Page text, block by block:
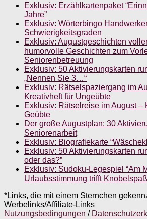
Exklusiv: Erzählkartenpaket
Jahre”
Exklusiv: Wörterbingo
Schwierigkeitsgraden
Exklusiv: Augustgeschichten
humorvolle Geschichten zum
Seniorenbetreuung
Exklusiv: 50 Aktivierungskarten
„Nennen Sie 3…“
Exklusiv: Rätselspaziergang im
Kreativheft für Ungeübte
Exklusiv: Rätselreise im August –
Geübte
Der große Augustplan: 30
Seniorenarbeit
Exklusiv: Biografiekarte
Exklusiv: 50 Aktivierungskarten
oder das?”
Exklusiv: Sudoku-Legespiel “Am
Urlaubsstimmung trifft Knobelspaß
*Links, die mit einem Sternchen
Werbelinks/Affiliate-Links
Nutzungsbedingungen /